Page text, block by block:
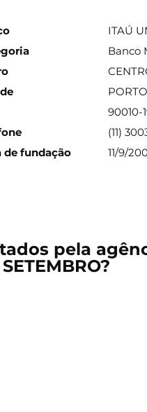
ITAÚ
Banco
90010-
(11)
de fundação
11/9/
pela